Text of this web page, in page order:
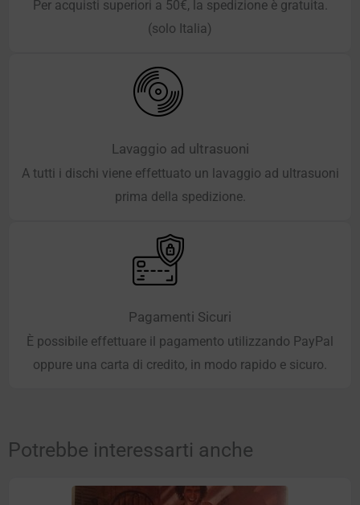
Per acquisti superiori a 50€, la spedizione è gratuita.
(solo Italia)
Lavaggio ad ultrasuoni
A tutti i dischi viene effettuato un lavaggio ad ultrasuoni
prima della spedizione.
Pagamenti Sicuri
È possibile effettuare il pagamento utilizzando PayPal
oppure una carta di credito, in modo rapido e sicuro.
Potrebbe interessarti anche